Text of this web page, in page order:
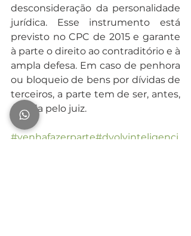
desconsideração da personalidade
jurídica. Esse instrumento está
previsto no CPC de 2015 e garante
à parte o direito ao contraditório e à
ampla defesa. Em caso de penhora
ou bloqueio de bens por dívidas de
terceiros, a parte tem de ser, antes,
ouvida pelo juiz.
#venhafazerparte#dvolvinteligenci